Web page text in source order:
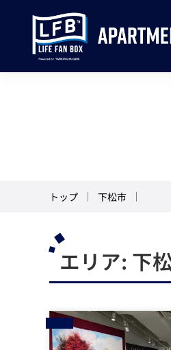
トップ 下松市
エリア: 下